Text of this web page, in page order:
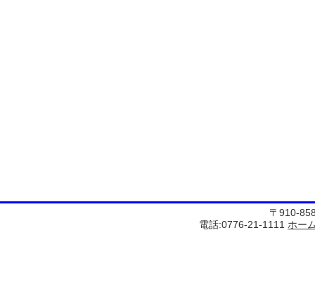
〒910-
電話:0776-21-1111 ホー